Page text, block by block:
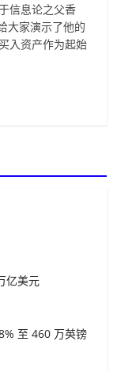
信息论之父香
大家演示了他的
入资产作为起始
亿美元
至 460 万英镑